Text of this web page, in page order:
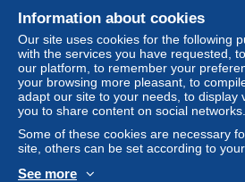
France Préo N* Yv:110 Mi:1151
Information about cookies
Our site uses cookies for the following
with the services you have requested,
our platform, to remember your
your browsing more pleasant, to
adapt our site to your needs, to display
you to share content on social networks.
Some of these cookies are necessary
site, others can be set according to
See more